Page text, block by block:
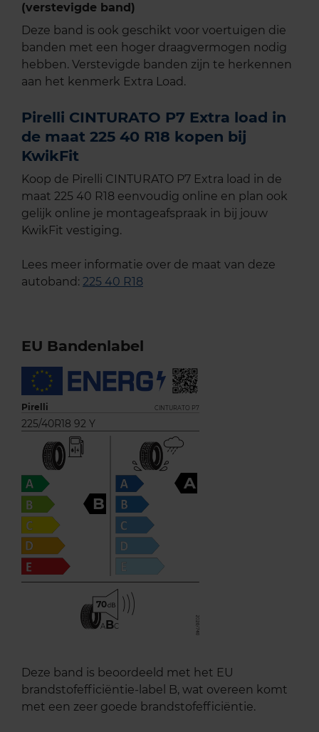
(verstevigde band)
Deze band is ook geschikt voor voertuigen die
banden met een hoger draagvermogen nodig
hebben. Verstevigde banden zijn te herkennen
aan het kenmerk Extra Load.
Pirelli CINTURATO P7 Extra load in
de maat 225 40 R18 kopen bij
KwikFit
Koop de Pirelli CINTURATO P7 Extra load in de
maat 225 40 R18 eenvoudig online en plan ook
gelijk online je montageafspraak in bij jouw
KwikFit vestiging.
Lees meer informatie over de maat van deze
autoband: 225 40 R18
EU Bandenlabel
Pirelli CINTURATO P7
225/40R18 92 Y
B
A
70
ABC
Deze band is beoordeeld met het EU
brandstofefficiëntie-label B, wat overeen komt
met een zeer goede brandstofefficiëntie.